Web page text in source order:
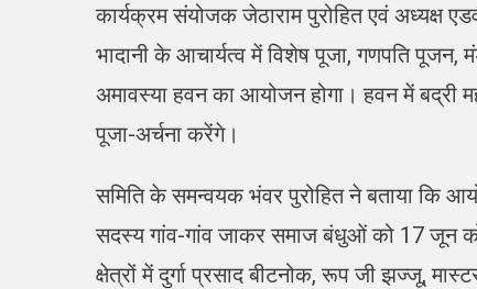
कार्यक्रम संयोजक जेठाराम पुरोहित एवं अध्यक्ष
भादानी के आचार्यत्व में विशेष पूजा, गणपति
अमावस्या हवन का आयोजन होगा। हवन में
पूजा-अर्चना करेंगे।
समिति के समन्वयक भंवर पुरोहित ने बताया कि
सदस्य गांव-गांव जाकर समाज बंधुओं को 17 जून को
क्षेत्रों में दुर्गा प्रसाद बीटनोक, रूप जी झज्जू,